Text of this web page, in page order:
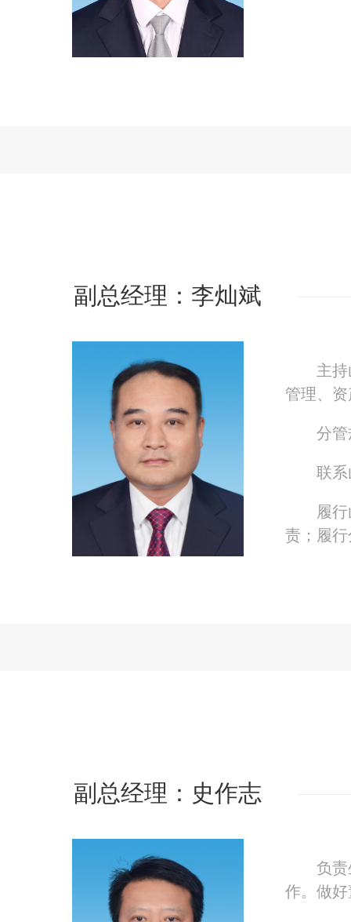
副总经理：李灿斌
主
管理、
分
联
履
责；履
副总经理：史作志
负
作。做